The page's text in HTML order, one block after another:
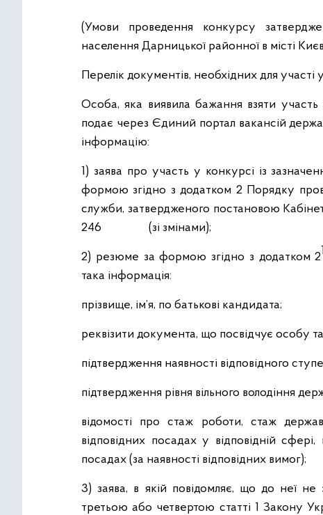
(Умови проведення конкурсу
населення Дарницької районної в місті
Перелік документів, необхідних для участі
Особа, яка виявила бажання взяти
подає через Єдиний портал вакансій
інформацію:
1) заява про участь у конкурсі із
формою згідно з додатком 2 Порядку
служби, затвердженого постановою
246 (зі змінами);
2) резюме за формою згідно з додатком 21
така інформація:
прізвище, ім’я, по батькові кандидата;
реквізити документа, що посвідчує особу
підтвердження наявності відповідного
підтвердження рівня вільного володіння
відомості про стаж роботи, стаж
відповідних посадах у відповідній
посадах (за наявності відповідних вимог);
3) заява, в якій повідомляє, що до неї не
третьою або четвертою статті 1 Закону